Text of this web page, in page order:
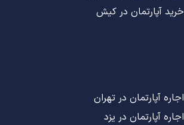
خرید آپارتمان در کیش
اجاره آپارتمان در تهران
اجاره آپارتمان در یزد